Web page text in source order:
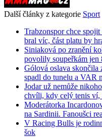
Další články z kategorie Sport
Trabzonspor chce
bral víc, část platu by
Siniaková po zranění
povolily soupeřkám jen
Gólová oslava skončila
spadl do tunelu a VAR
Jodar už nemůže
chvíli, kdy celý tenis ví,
Moderátorka
na Sardinii. Fanoušci
V Racing Bulls je
šok